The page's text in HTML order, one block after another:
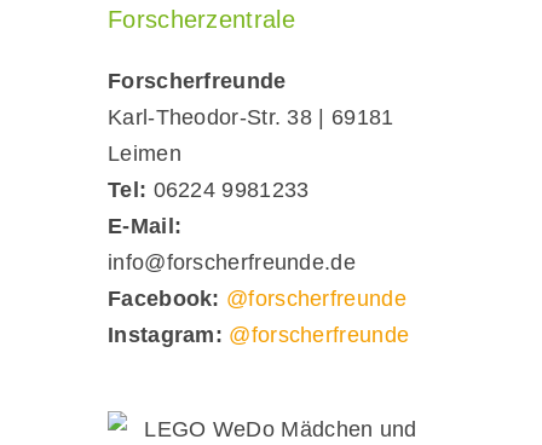
Forscherzentrale
Forscherfreunde
Karl-Theodor-Str. 38 | 69181
Leimen
Tel: 06224 9981233
E-Mail:
info@forscherfreunde.de
Facebook: @forscherfreunde
Instagram: @forscherfreunde